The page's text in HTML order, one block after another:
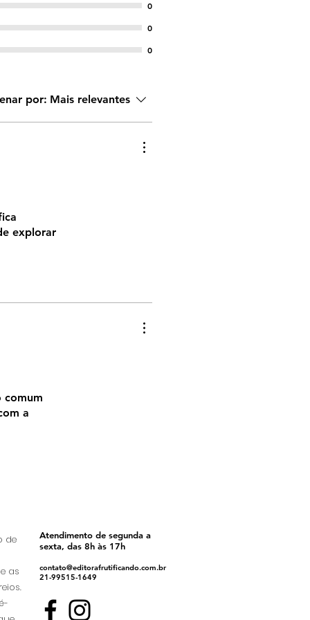
0
0
0
por: Mais relevantes
explorar
comum
a
de
as
Atendimento de segunda a
sexta, das 8h às 17h
contato@editorafrutificando.com.br
21-99515-1649